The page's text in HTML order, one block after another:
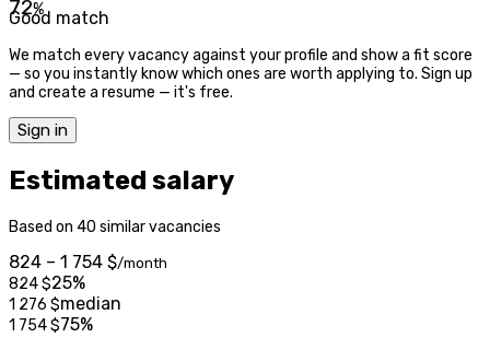
72%
Good match
We match every vacancy against your profile and show a fit score
— so you instantly know which ones are worth applying to. Sign up
and create a resume — it's free.
Sign in
Estimated salary
Based on 40 similar vacancies
824 – 1 754 $/month
824$25%
1 276 $median
1 754$75%